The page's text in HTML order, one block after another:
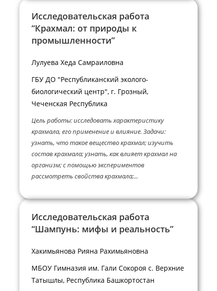
Исследовательская работа
“Крахмал: от природы к
промышленности”
Лулуева Хеда Самраиловна
ГБУ ДО "Республиканский эколого-
биологический центр", г. Грозный,
Чеченская Республика
Цель работы: исследовать характеристику
крахмала, его применение и влияние. Задачи:
узнать, что такое вещество крахмал; изучить
состав крахмала; узнать, как влияет крахмал на
организм; с помощью экспериментов
рассмотреть свойства крахмала;...
Исследовательская работа
“Шампунь: мифы и реальность”
Хакимьянова Рияна Рахимьяновна
МБОУ Гимназия им. Гали Сокороя с. Верхние
Татышлы, Республика Башкортостан